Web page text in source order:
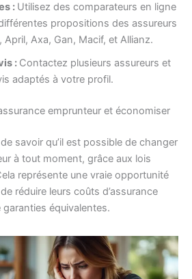
: Utilisez des comparateurs en ligne
propositions des assureurs
Axa, Gan, Macif, et Allianz.
: Contactez plusieurs assureurs et
adaptés à votre profil.
emprunteur et économiser
savoir qu’il est possible de changer
à tout moment, grâce aux lois
représente une vraie opportunité
réduire leurs coûts d’assurance
équivalentes.